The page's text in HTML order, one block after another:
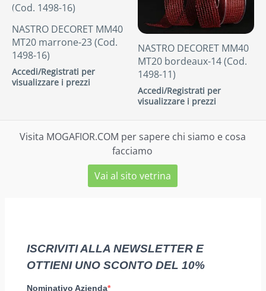
NASTRO DECORET MM40
MT20 bordeaux-14 (Cod.
1498-11)
Accedi/Registrati per
visualizzare i prezzi
NASTRO DECORET MM40
MT20 marrone-23 (Cod.
1498-16)
Accedi/Registrati per
visualizzare i prezzi
Visita MOGAFIOR.COM per sapere chi siamo e cosa
facciamo
Vai al sito vetrina